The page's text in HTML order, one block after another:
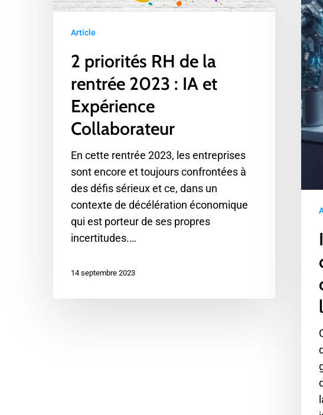
2023
Expérience
Collaborateur
Article
2 priorités RH de la
rentrée 2023 : IA et
Expérience
Collaborateur
En cette rentrée 2023, les entreprises
sont encore et toujours confrontées à
des défis sérieux et ce, dans un
contexte de décélération économique
qui est porteur de ses propres
incertitudes.…
14 septembre 2023
des
Le
rôle
clé
des
RH
de